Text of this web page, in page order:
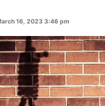
16, 2023 3:46 pm